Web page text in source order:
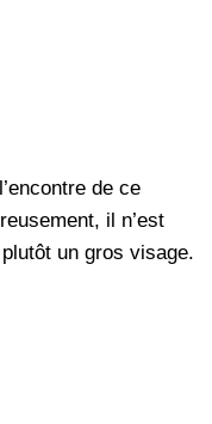
de ce
il n’est
un gros visage.